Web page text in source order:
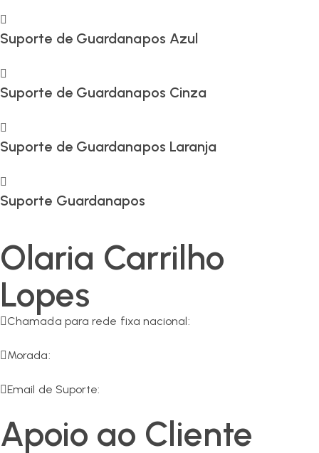
Suporte de Guardanapos Azul
Suporte de Guardanapos Cinza
Suporte de Guardanapos Laranja
Suporte Guardanapos
Olaria Carrilho
Lopes
Chamada para rede fixa nacional:
Morada:
Email de Suporte:
Apoio ao Cliente